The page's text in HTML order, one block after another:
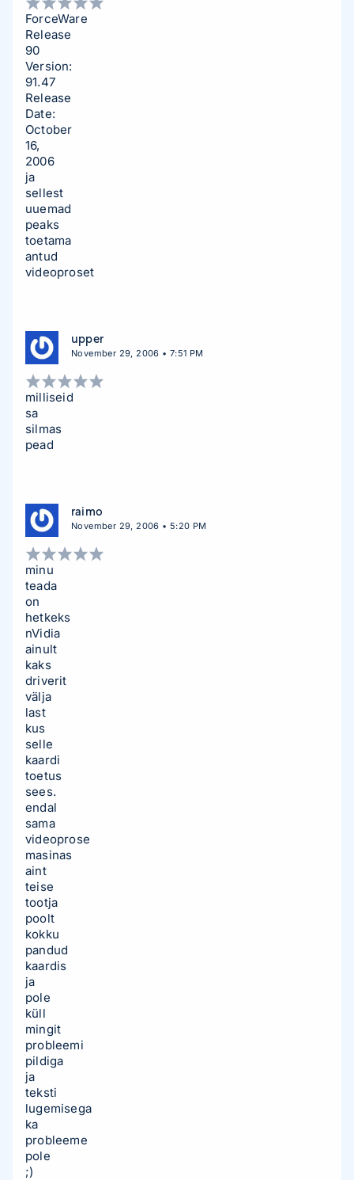
ForceWare
Release
90
Version:
91.47
Release
Date:
October
16,
2006
ja
sellest
uuemad
peaks
toetama
antud
videoproset
upper
November 29, 2006 • 7:51 PM
milliseid
sa
silmas
pead
raimo
November 29, 2006 • 5:20 PM
minu
teada
on
hetkeks
nVidia
ainult
kaks
driverit
välja
last
kus
selle
kaardi
toetus
sees.
endal
sama
videoprose
masinas
aint
teise
tootja
poolt
kokku
pandud
kaardis
ja
pole
küll
mingit
probleemi
pildiga
ja
teksti
lugemisega
ka
probleeme
pole
;)